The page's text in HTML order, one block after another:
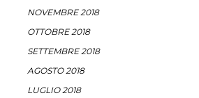
NOVEMBRE 2018
OTTOBRE 2018
SETTEMBRE 2018
AGOSTO 2018
LUGLIO 2018